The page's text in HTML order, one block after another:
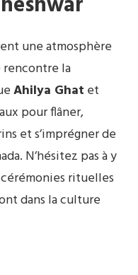
une atmosphère
la
Ahilya Ghat et
pour flâner,
et s’imprégner de
N’hésitez pas à y
cérémonies rituelles
dans la culture